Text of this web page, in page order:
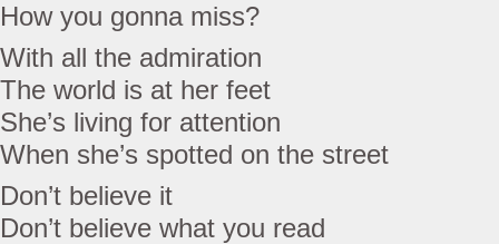
How you gonna miss?
With all the admiration
The world is at her feet
She’s living for attention
When she’s spotted on the street
Don’t believe it
Don’t believe what you read